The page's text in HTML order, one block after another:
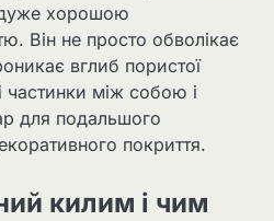
дуже хорошою
Він не просто обволікає
вглиб пористої
частинки між собою і
для подальшого
покриття.
килим і чим